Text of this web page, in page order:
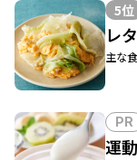
5位
レ
主な
PR
運